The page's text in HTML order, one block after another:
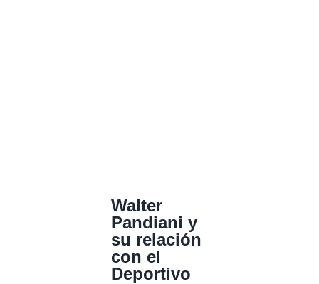
Walter
Pandiani y
su relación
con el
Deportivo